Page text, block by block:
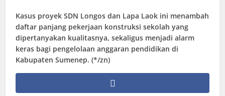
Kasus proyek SDN Longos dan Lapa Laok ini menambah
daftar panjang pekerjaan konstruksi sekolah yang
dipertanyakan kualitasnya, sekaligus menjadi alarm
keras bagi pengelolaan anggaran pendidikan di
Kabupaten Sumenep. (*/zn)